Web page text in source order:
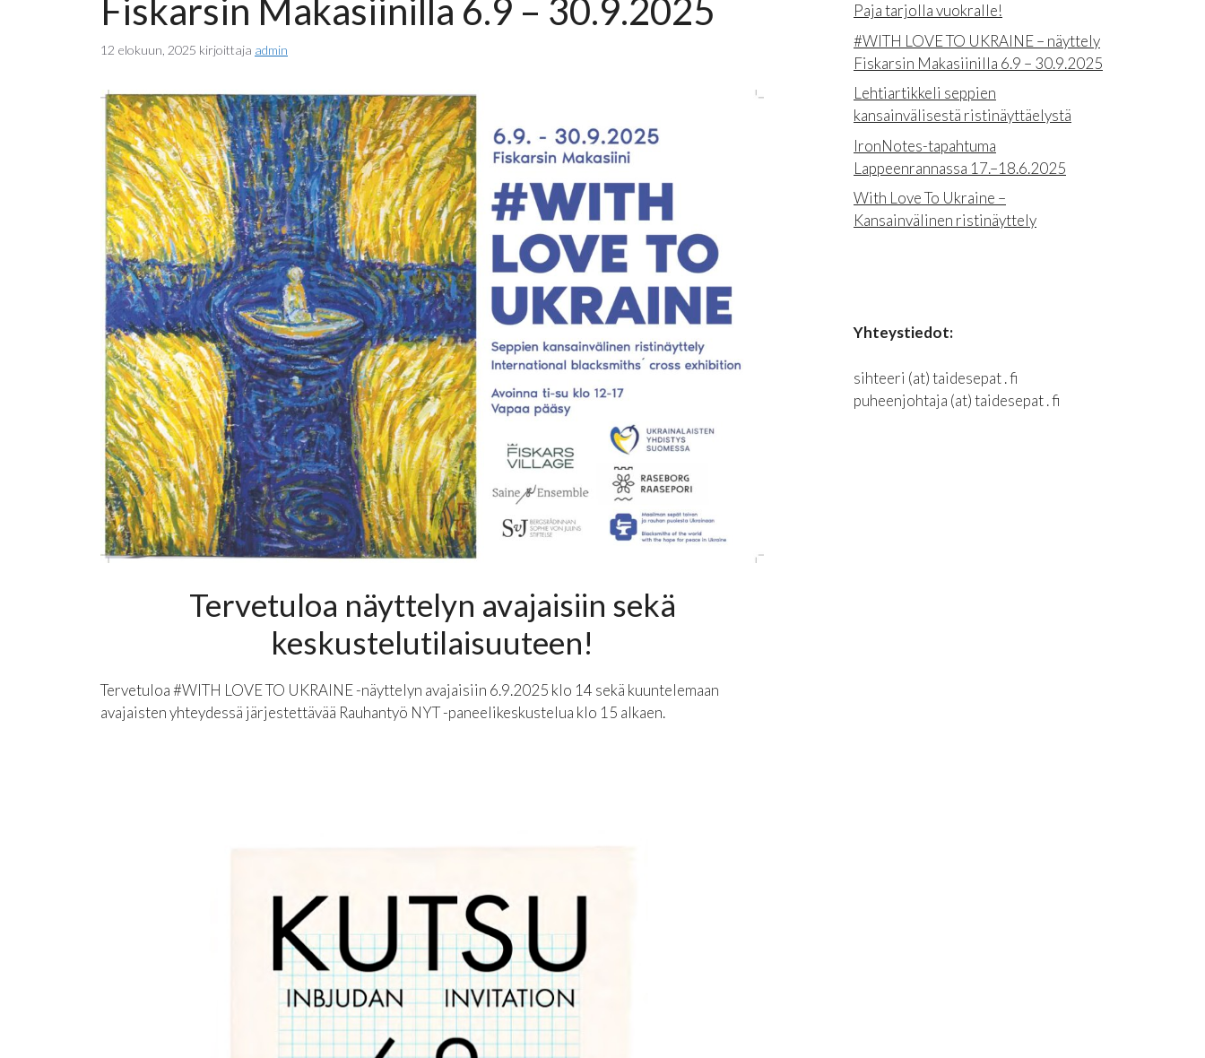
Fiskarsin Makasiinilla 6.9 – 30.9.2025
12 elokuun, 2025 kirjoittaja admin
Tervetuloa näyttelyn avajaisiin sekä
keskustelutilaisuuteen!
Tervetuloa #WITH LOVE TO UKRAINE -näyttelyn avajaisiin 6.9.2025 klo 14 sekä kuuntelemaan
avajaisten yhteydessä järjestettävää Rauhantyö NYT -paneelikeskustelua klo 15 alkaen.
Paja tarjolla vuokralle!
#WITH LOVE TO UKRAINE – näyttely
Fiskarsin Makasiinilla 6.9 – 30.9.2025
Lehtiartikkeli seppien
kansainvälisestä ristinäyttäelystä
IronNotes-tapahtuma
Lappeenrannassa 17.–18.6.2025
With Love To Ukraine –
Kansainvälinen ristinäyttely
Yhteystiedot:
sihteeri (at) taidesepat . fi
puheenjohtaja (at) taidesepat . fi